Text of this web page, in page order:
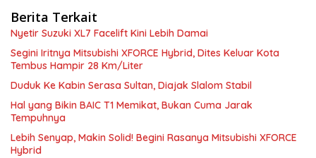
Berita Terkait
Nyetir Suzuki XL7 Facelift Kini Lebih Damai
Segini Iritnya Mitsubishi XFORCE Hybrid, Dites Keluar Kota
Tembus Hampir 28 Km/Liter
Duduk Ke Kabin Serasa Sultan, Diajak Slalom Stabil
Hal yang Bikin BAIC T1 Memikat, Bukan Cuma Jarak
Tempuhnya
Lebih Senyap, Makin Solid! Begini Rasanya Mitsubishi XFORCE
Hybrid